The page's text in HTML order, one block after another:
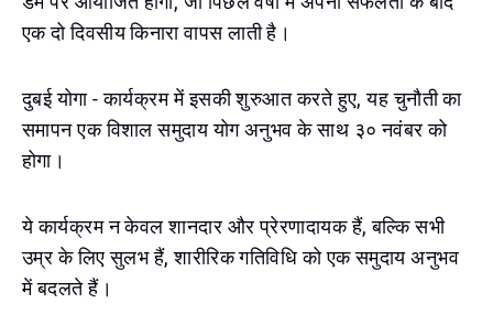
एक दो दिवसीय किनारा वापस लाती है।
दुबई योगा - कार्यक्रम में इसकी शुरुआत करते हुए, यह चुनौती का
समापन एक विशाल समुदाय योग अनुभव के साथ ३० नवंबर को
होगा।
ये कार्यक्रम न केवल शानदार और प्रेरणादायक हैं, बल्कि सभी
उम्र के लिए सुलभ हैं, शारीरिक गतिविधि को एक समुदाय अनुभव
में बदलते हैं।